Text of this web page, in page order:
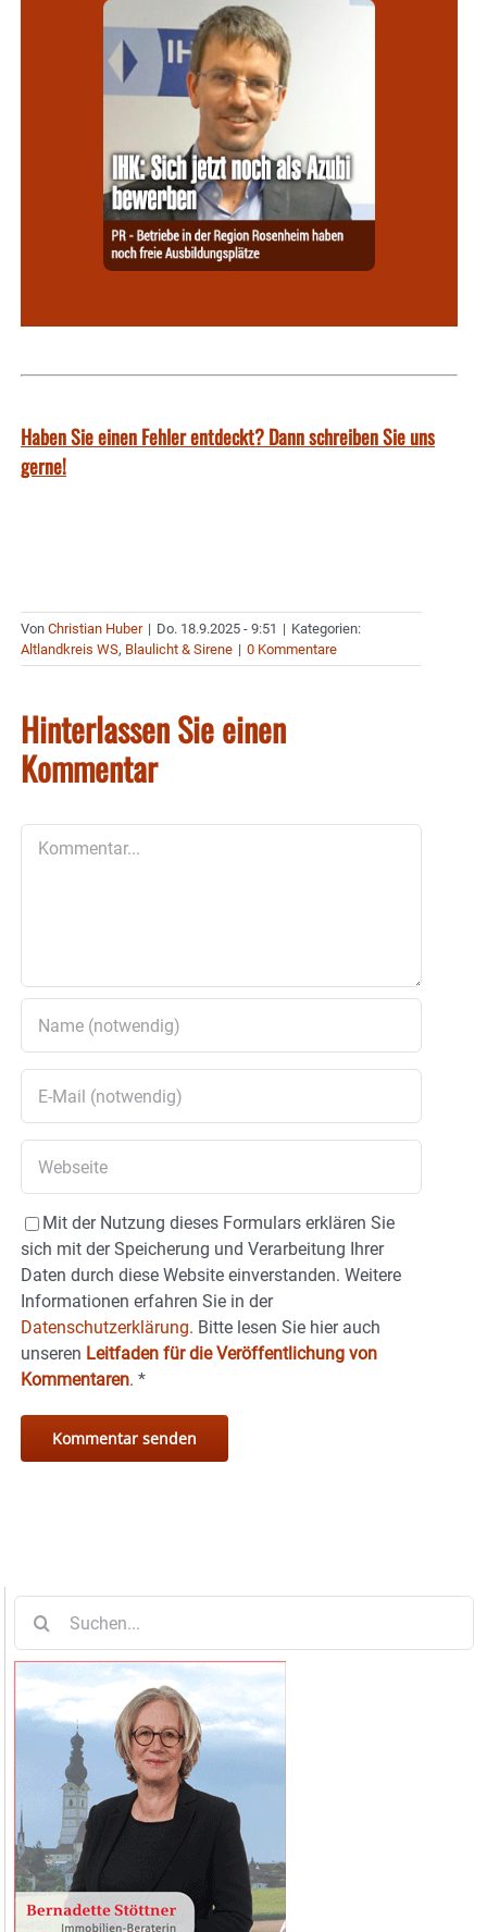
Haben Sie einen Fehler entdeckt? Dann schreiben Sie uns
gerne!
Von Christian Huber | Do. 18.9.2025 - 9:51 | Kategorien:
Altlandkreis WS, Blaulicht & Sirene | 0 Kommentare
Hinterlassen Sie einen
Kommentar
Mit der Nutzung dieses Formulars erklären Sie
sich mit der Speicherung und Verarbeitung Ihrer
Daten durch diese Website einverstanden. Weitere
Informationen erfahren Sie in der
Datenschutzerklärung. Bitte lesen Sie hier auch
unseren Leitfaden für die Veröffentlichung von
Kommentaren. *
nach: